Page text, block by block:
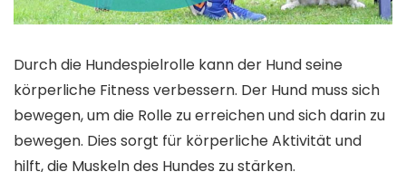
Durch die Hundespielrolle kann der Hund seine
körperliche Fitness verbessern. Der Hund muss sich
bewegen, um die Rolle zu erreichen und sich darin zu
bewegen. Dies sorgt für körperliche Aktivität und
hilft, die Muskeln des Hundes zu stärken.